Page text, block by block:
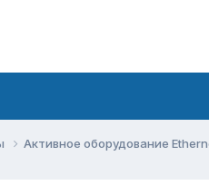
Активное оборудование